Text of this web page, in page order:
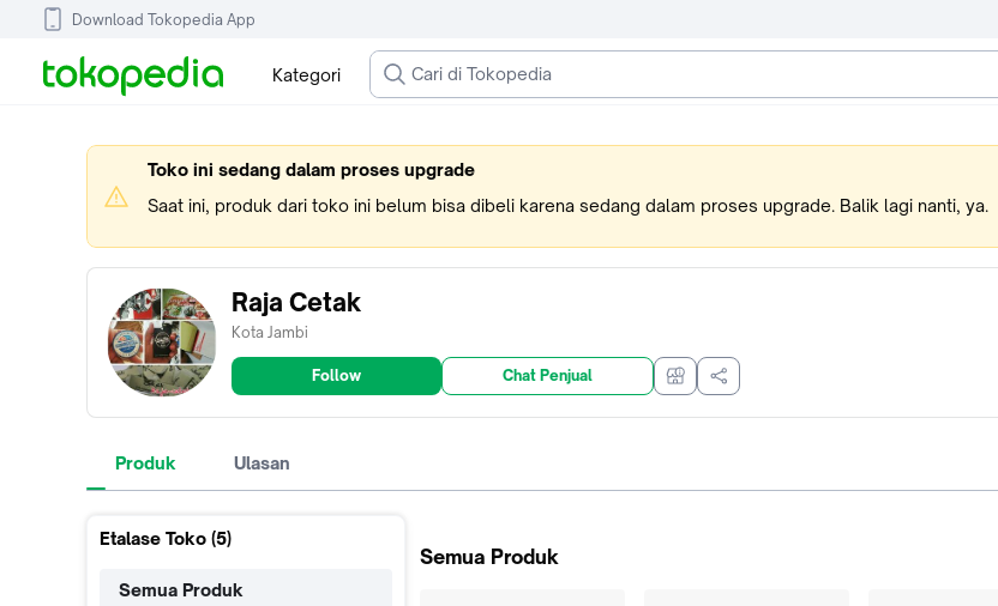
Download Tokopedia App
Kategori
Toko ini sedang dalam proses upgrade
Saat ini, produk dari toko ini belum bisa dibeli karena sedang dalam proses upgrade. Balik lagi nanti, ya.
Raja Cetak
Kota Jambi
Follow Chat Penjual
Produk Ulasan
Etalase Toko (5)
Semua Produk
Semua Produk